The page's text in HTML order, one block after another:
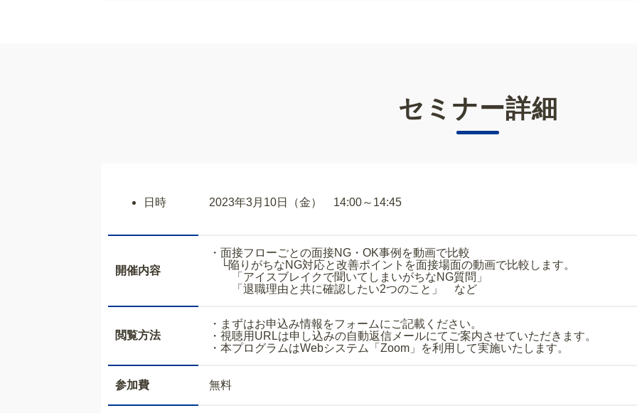
セミナー詳細
日時 2023年3月10日（金） 14:00～14:45
開催内容
・面接フローごとの面接NG・OK事例を動画で比較
└陥りがちなNG対応と改善ポイントを面接場面の動画で比較します。
「アイスブレイクで聞いてしまいがちなNG質問」
「退職理由と共に確認したい2つのこと」 など
閲覧方法
・まずはお申込み情報をフォームにご記載ください。
・視聴用URLは申し込みの自動返信メールにてご案内させていただき
・本プログラムはWebシステム「Zoom」を利用して実施いたします。
参加費 無料